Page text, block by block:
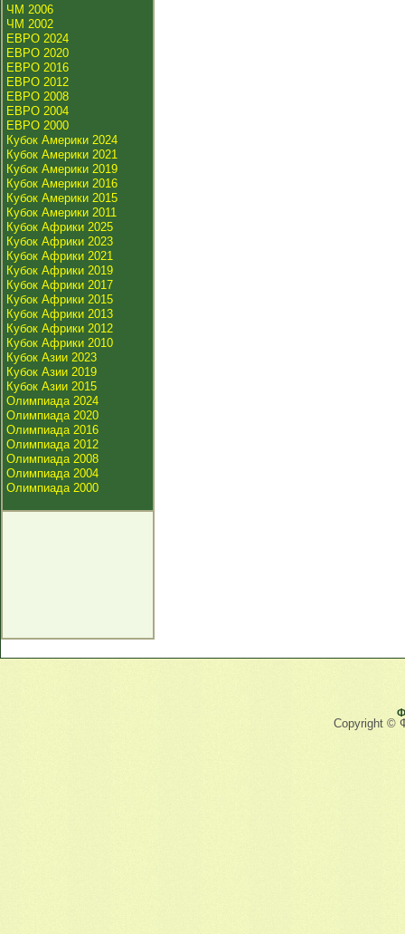
ЧМ 2006
ЧМ 2002
ЕВРО 2024
ЕВРО 2020
ЕВРО 2016
ЕВРО 2012
ЕВРО 2008
ЕВРО 2004
ЕВРО 2000
Кубок Америки 2024
Кубок Америки 2021
Кубок Америки 2019
Кубок Америки 2016
Кубок Америки 2015
Кубок Америки 2011
Кубок Африки 2025
Кубок Африки 2023
Кубок Африки 2021
Кубок Африки 2019
Кубок Африки 2017
Кубок Африки 2015
Кубок Африки 2013
Кубок Африки 2012
Кубок Африки 2010
Кубок Азии 2023
Кубок Азии 2019
Кубок Азии 2015
Олимпиада 2024
Олимпиада 2020
Олимпиада 2016
Олимпиада 2012
Олимпиада 2008
Олимпиада 2004
Олимпиада 2000
Copyright ©